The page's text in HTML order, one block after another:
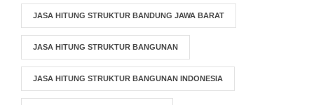
JASA HITUNG STRUKTUR BANDUNG JAWA BARAT
JASA HITUNG STRUKTUR BANGUNAN
JASA HITUNG STRUKTUR BANGUNAN INDONESIA